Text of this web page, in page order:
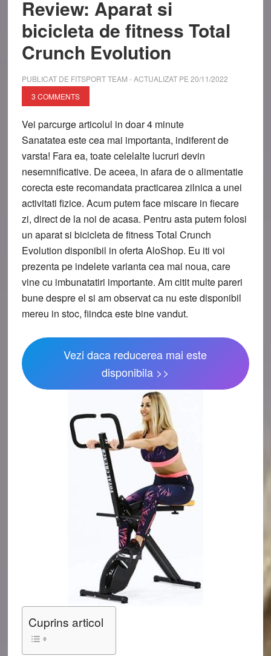
Review: Aparat si
bicicleta de fitness Total
Crunch Evolution
PUBLICAT DE FITSPORT TEAM - ACTUALIZAT PE 20/11/2022
3 COMMENTS
Vei parcurge articolul in doar4 minute
Sanatatea este cea mai importanta, indiferent de
varsta! Fara ea, toate celelalte lucruri devin
nesemnificative. De aceea, in afara de o alimentatie
corecta este recomandata practicarea zilnica a unei
activitati fizice. Acum putem face miscare in fiecare
zi, direct de la noi de acasa. Pentru asta putem folosi
un aparat si bicicleta de fitness Total Crunch
Evolution disponibil in oferta AloShop. Eu iti voi
prezenta pe indelete varianta cea mai noua, care
vine cu imbunatatiri importante. Am citit multe pareri
bune despre el si am observat ca nu este disponibil
mereu in stoc, fiindca este bine vandut.
Vezi daca reducerea mai este
disponibila >>
Cuprins articol